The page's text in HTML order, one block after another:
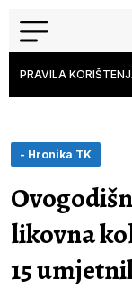
PRAVILA
- Hronika TK
likovna
15